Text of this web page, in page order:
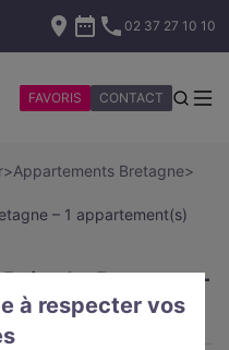
à respecter vos
02 37 27 10 10
FAVORIS CONTACT
>Appartements Bretagne>
– 1 appartement(s)
de-Bretagne –